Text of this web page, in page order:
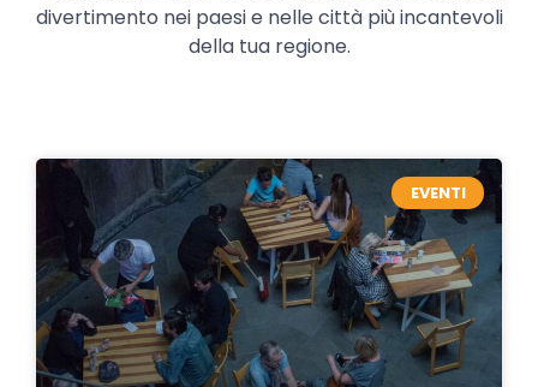
divertimento nei paesi e nelle città più incantevoli
della tua regione.
EVENTI